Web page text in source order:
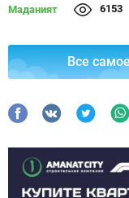
Маданият 6153
Все